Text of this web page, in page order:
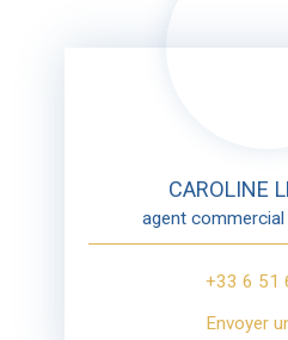
CAROLINE
agent
+33 6 51
Envoyer